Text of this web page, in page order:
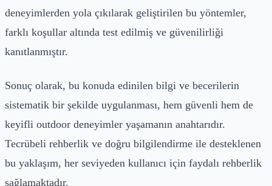
deneyimlerden yola çıkılarak geliştirilen bu yöntemler,
farklı koşullar altında test edilmiş ve güvenilirliği
kanıtlanmıştır.
Sonuç olarak, bu konuda edinilen bilgi ve becerilerin
sistematik bir şekilde uygulanması, hem güvenli hem de
keyifli outdoor deneyimler yaşamanın anahtarıdır.
Tecrübeli rehberlik ve doğru bilgilendirme ile desteklenen
bu yaklaşım, her seviyeden kullanıcı için faydalı rehberlik
sağlamaktadır.